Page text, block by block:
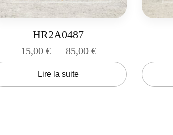
HR2A0487
15,00 € – 85,00 €
Lire la suite